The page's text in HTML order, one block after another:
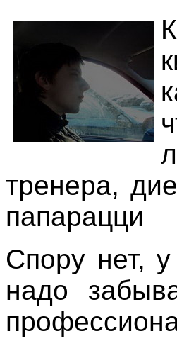
тренера,
папарацци
Спору нет,
надо